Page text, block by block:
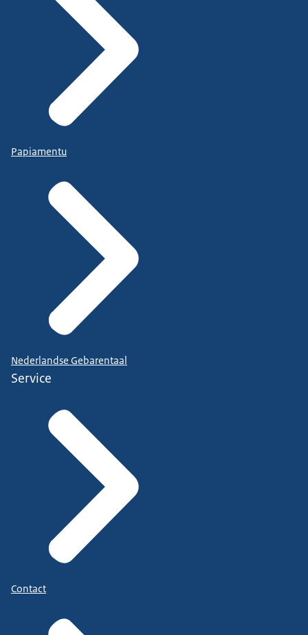
Papiamentu
Nederlandse Gebarentaal
Service
Contact